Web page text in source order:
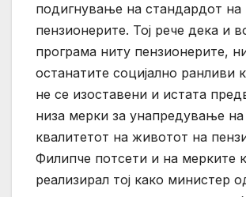
подигнување на стандардот на
пензионерите. Тој рече дека и
програма ниту пензионерите,
останатите социјално ранливи
не се изоставени и истата
низа мерки за унапредување на
квалитетот на животот на
Филипче потсети и на мерките
реализирал тој како министер